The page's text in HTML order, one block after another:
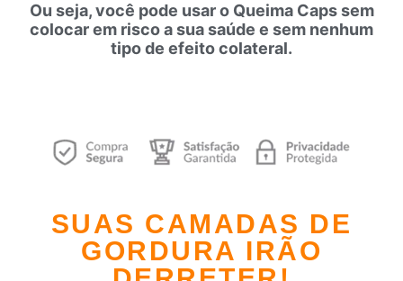
Ou seja, você pode usar o Queima Capssem
colocar em risco a sua saúde e sem nenhum
tipo de efeito colateral.
SUAS CAMADAS DE
GORDURA IRÃO